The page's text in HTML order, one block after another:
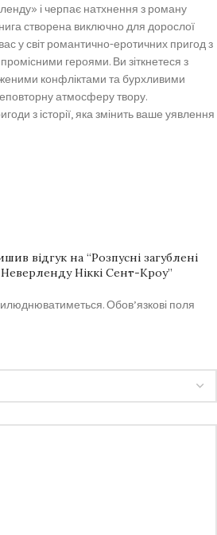
і черпає натхнення з роману
створена виключно для дорослої
вас у світ романтично-еротичних пригод з
героями. Ви зіткнетеся з
конфліктами та бурхливими
атмосферу твору.
з історії, яка змінить ваше уявлення
відгук на “Розпусні загублені
Ніккі Сент-Кроу”
Обов’язкові поля